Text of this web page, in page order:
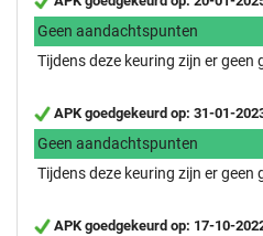
Geen aandachtspunten
Tijdens deze keuring zijn er geen
APK goedgekeurd op: 31-01-
Geen aandachtspunten
Tijdens deze keuring zijn er geen
APK goedgekeurd op: 17-10-